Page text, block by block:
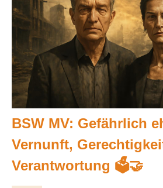
BSW MV: Gefährlich
Vernunft,
Verantwortung 🗳️🤝